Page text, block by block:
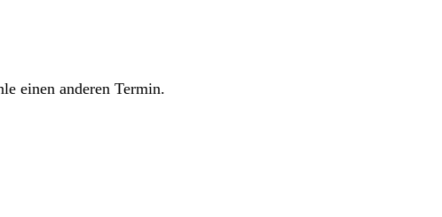
einen anderen Termin.